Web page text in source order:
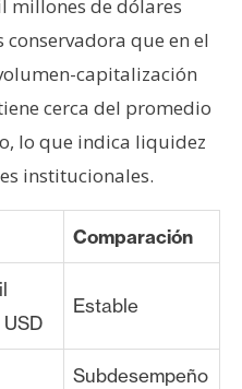
millones de dólares
que en el
capitalización
cerca del promedio
lo que indica liquidez
institucionales.
Comparación
Estable
Subdesempeño